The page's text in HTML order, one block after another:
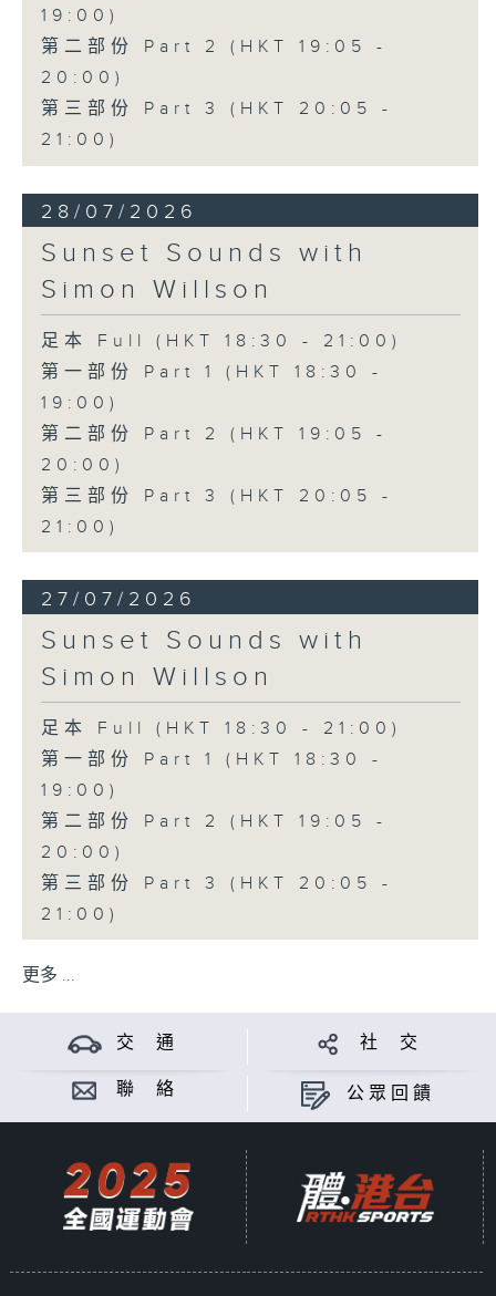
19:00)
第二部份 Part 2 (HKT 19:05 -
20:00)
第三部份 Part 3 (HKT 20:05 -
21:00)
28/07/2026
Sunset Sounds with
Simon Willson
足本 Full (HKT 18:30 - 21:00)
第一部份 Part 1 (HKT 18:30 -
19:00)
第二部份 Part 2 (HKT 19:05 -
20:00)
第三部份 Part 3 (HKT 20:05 -
21:00)
27/07/2026
Sunset Sounds with
Simon Willson
足本 Full (HKT 18:30 - 21:00)
第一部份 Part 1 (HKT 18:30 -
19:00)
第二部份 Part 2 (HKT 19:05 -
20:00)
第三部份 Part 3 (HKT 20:05 -
21:00)
更多 ...
交 通 社 交
聯 絡 公眾回饋